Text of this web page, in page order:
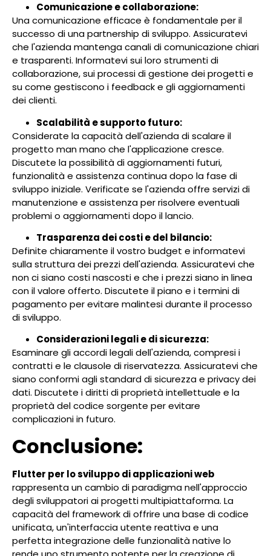
Comunicazione e collaborazione:
Una comunicazione efficace è fondamentale per il
successo di una partnership di sviluppo. Assicuratevi
che l'azienda mantenga canali di comunicazione chiari
e trasparenti. Informatevi sui loro strumenti di
collaborazione, sui processi di gestione dei progetti e
su come gestiscono i feedback e gli aggiornamenti
dei clienti.
Scalabilità e supporto futuro:
Considerate la capacità dell'azienda di scalare il
progetto man mano che l'applicazione cresce.
Discutete la possibilità di aggiornamenti futuri,
funzionalità e assistenza continua dopo la fase di
sviluppo iniziale. Verificate se l'azienda offre servizi di
manutenzione e assistenza per risolvere eventuali
problemi o aggiornamenti dopo il lancio.
Trasparenza dei costi e del bilancio:
Definite chiaramente il vostro budget e informatevi
sulla struttura dei prezzi dell'azienda. Assicuratevi che
non ci siano costi nascosti e che i prezzi siano in linea
con il valore offerto. Discutete il piano e i termini di
pagamento per evitare malintesi durante il processo
di sviluppo.
Considerazioni legali e di sicurezza:
Esaminare gli accordi legali dell'azienda, compresi i
contratti e le clausole di riservatezza. Assicuratevi che
siano conformi agli standard di sicurezza e privacy dei
dati. Discutete i diritti di proprietà intellettuale e la
proprietà del codice sorgente per evitare
complicazioni in futuro.
Conclusione:
Flutter per lo sviluppo di applicazioni web
rappresenta un cambio di paradigma nell'approccio
degli sviluppatori ai progetti multipiattaforma. La
capacità del framework di offrire una base di codice
unificata, un'interfaccia utente reattiva e una
perfetta integrazione delle funzionalità native lo